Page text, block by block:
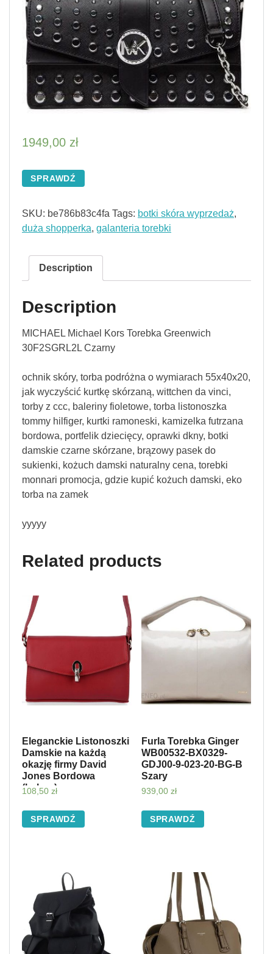
1949,00 zł
SPRAWDŹ
SKU: be786b83c4fa Tags: botki skóra wyprzedaż,
duża shopperka, galanteria torebki
Description
Description
MICHAEL Michael Kors Torebka Greenwich
30F2SGRL2L Czarny
ochnik skóry, torba podróżna o wymiarach 55x40x20,
jak wyczyścić kurtkę skórzaną, wittchen da vinci,
torby z ccc, baleriny fioletowe, torba listonoszka
tommy hilfiger, kurtki ramoneski, kamizelka futrzana
bordowa, portfelik dziecięcy, oprawki dkny, botki
damskie czarne skórzane, brązowy pasek do
sukienki, kożuch damski naturalny cena, torebki
monnari promocja, gdzie kupić kożuch damski, eko
torba na zamek
yyyyy
Related products
Eleganckie Listonoszki
Damskie na każdą
okazję firmy David
Jones Bordowa
(kolory)
108,50 zł
SPRAWDŹ
Furla Torebka Ginger
WB00532-BX0329-
GDJ00-9-023-20-BG-B
Szary
939,00 zł
SPRAWDŹ